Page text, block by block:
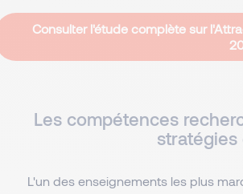
Consulter l'étude complète sur
Les compétences
L'un des enseignements les plus